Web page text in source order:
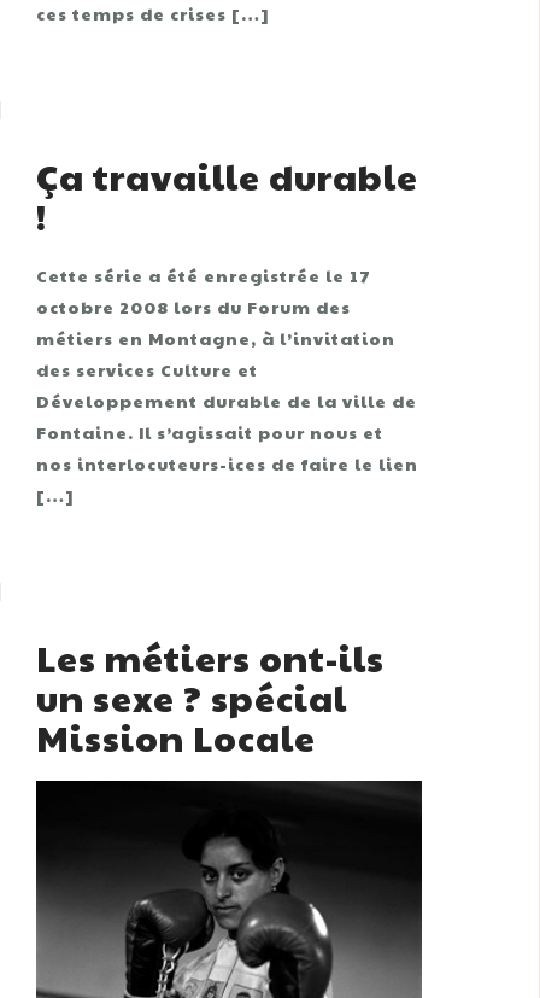
ces temps de crises […]
Ça travaille durable
!
Cette série a été enregistrée le 17
octobre 2008 lors du Forum des
métiers en Montagne, à l’invitation
des services Culture et
Développement durable de la ville de
Fontaine. Il s’agissait pour nous et
nos interlocuteurs-ices de faire le lien
[…]
Les métiers ont-ils
un sexe ? spécial
Mission Locale